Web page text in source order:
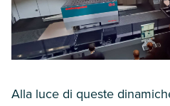
Alla luce di queste